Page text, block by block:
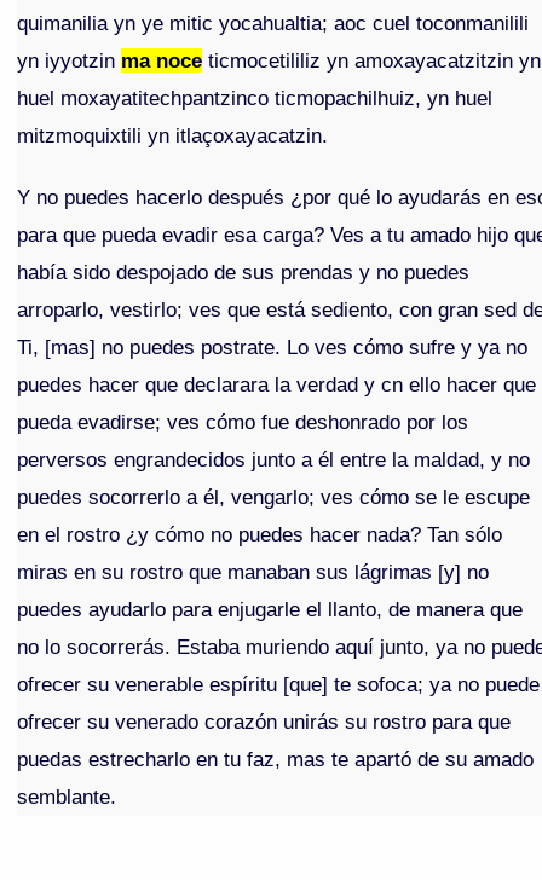
quimanilia yn ye mitic yocahualtia; aoc cuel toconmanilili
yn iyyotzin ma noce ticmocetililiz yn amoxayacatzitzin yn
huel moxayatitechpantzinco ticmopachilhuiz, yn huel
mitzmoquixtili yn itlaçoxayacatzin.
Y no puedes hacerlo después ¿por qué lo ayudarás en
para que pueda evadir esa carga? Ves a tu amado hijo
había sido despojado de sus prendas y no puedes
arroparlo, vestirlo; ves que está sediento, con gran sed
Ti, [mas] no puedes postrate. Lo ves cómo sufre y ya no
puedes hacer que declarara la verdad y cn ello hacer que
pueda evadirse; ves cómo fue deshonrado por los
perversos engrandecidos junto a él entre la maldad, y no
puedes socorrerlo a él, vengarlo; ves cómo se le escupe
en el rostro ¿y cómo no puedes hacer nada? Tan sólo
miras en su rostro que manaban sus lágrimas [y] no
puedes ayudarlo para enjugarle el llanto, de manera que
no lo socorrerás. Estaba muriendo aquí junto, ya no
ofrecer su venerable espíritu [que] te sofoca; ya no puede
ofrecer su venerado corazón unirás su rostro para que
puedas estrecharlo en tu faz, mas te apartó de su amado
semblante.